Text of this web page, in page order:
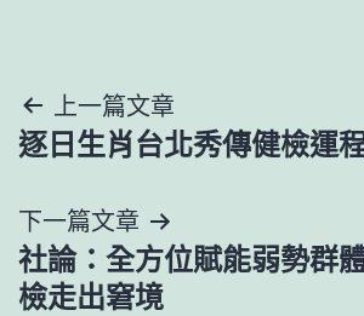
文
章
導
覽
上一篇文章
逐日生肖台北秀傳健檢運
下一篇文章
社論：全方位賦能弱勢群
檢走出窘境